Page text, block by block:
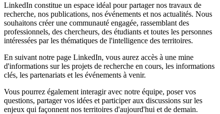
LinkedIn constitue un espace idéal pour partager nos travaux de
recherche, nos publications, nos événements et nos actualités. Nous
souhaitons créer une communauté engagée, rassemblant des
professionnels, des chercheurs, des étudiants et toutes les personnes
intéressées par les thématiques de l'intelligence des territoires.
En suivant notre page LinkedIn, vous aurez accès à une mine
d'informations sur les projets de recherche en cours, les informations
clés, les partenariats et les événements à venir.
Vous pourrez également interagir avec notre équipe, poser vos
questions, partager vos idées et participer aux discussions sur les
enjeux qui façonnent nos territoires d'aujourd'hui et de demain.